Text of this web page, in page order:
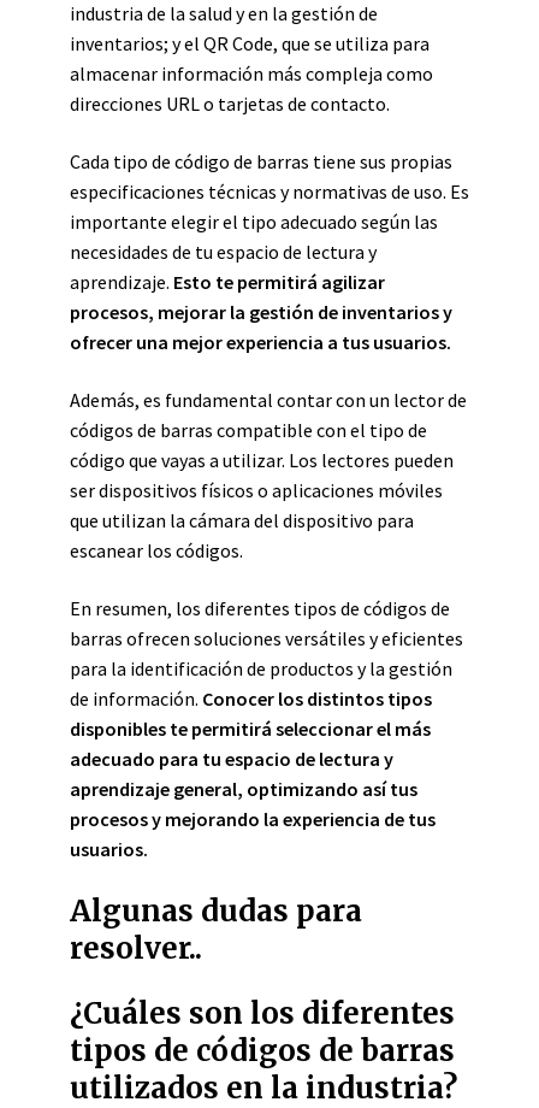
industria de la salud y en la gestión de
inventarios; y el QR Code, que se utiliza para
almacenar información más compleja como
direcciones URL o tarjetas de contacto.
Cada tipo de código de barras tiene sus propias
especificaciones técnicas y normativas de uso. Es
importante elegir el tipo adecuado según las
necesidades de tu espacio de lectura y
aprendizaje. Esto te permitirá agilizar
procesos, mejorar la gestión de inventarios y
ofrecer una mejor experiencia a tus usuarios.
Además, es fundamental contar con un lector de
códigos de barras compatible con el tipo de
código que vayas a utilizar. Los lectores pueden
ser dispositivos físicos o aplicaciones móviles
que utilizan la cámara del dispositivo para
escanear los códigos.
En resumen, los diferentes tipos de códigos de
barras ofrecen soluciones versátiles y eficientes
para la identificación de productos y la gestión
de información. Conocer los distintos tipos
disponibles te permitirá seleccionar el más
adecuado para tu espacio de lectura y
aprendizaje general, optimizando así tus
procesos y mejorando la experiencia de tus
usuarios.
Algunas dudas para
resolver..
¿Cuáles son los diferentes
tipos de códigos de barras
utilizados en la industria?